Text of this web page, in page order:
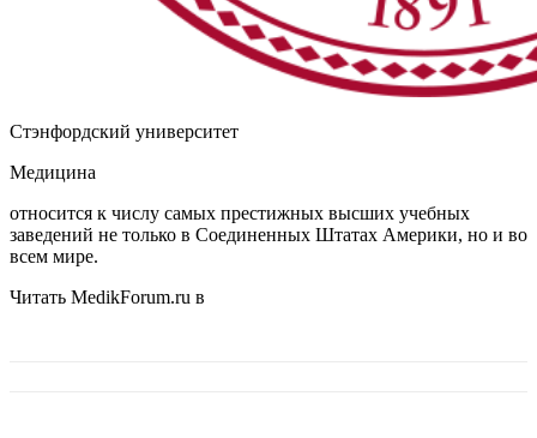
Стэнфордский университет
Медицина
относится к числу самых престижных высших учебных
заведений не только в Соединенных Штатах Америки, но и во
всем мире.
Читать MedikForum.ru в